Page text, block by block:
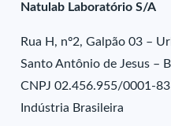
Natulab Laboratório S/A
Rua H, nº2, Galpão 03 –
Santo Antônio de Jesus –
CNPJ 02.456.955/0001-83
Indústria Brasileira